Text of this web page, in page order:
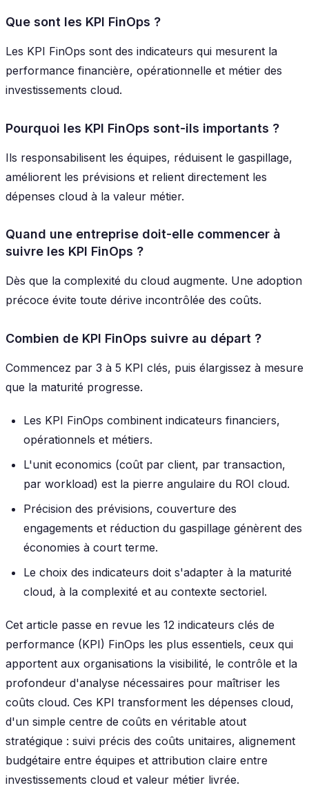
Que sont les KPI FinOps ?
Les KPI FinOps sont des indicateurs qui mesurent la
performance financière, opérationnelle et métier des
investissements cloud.
Pourquoi les KPI FinOps sont-ils importants ?
Ils responsabilisent les équipes, réduisent le gaspillage,
améliorent les prévisions et relient directement les
dépenses cloud à la valeur métier.
Quand une entreprise doit-elle commencer à
suivre les KPI FinOps ?
Dès que la complexité du cloud augmente. Une adoption
précoce évite toute dérive incontrôlée des coûts.
Combien de KPI FinOps suivre au départ ?
Commencez par 3 à 5 KPI clés, puis élargissez à mesure
que la maturité progresse.
Les KPI FinOps combinent indicateurs financiers,
opérationnels et métiers.
L'unit economics (coût par client, par transaction,
par workload) est la pierre angulaire du ROI cloud.
Précision des prévisions, couverture des
engagements et réduction du gaspillage génèrent des
économies à court terme.
Le choix des indicateurs doit s'adapter à la maturité
cloud, à la complexité et au contexte sectoriel.
Cet article passe en revue les 12 indicateurs clés de
performance (KPI) FinOps les plus essentiels, ceux qui
apportent aux organisations la visibilité, le contrôle et la
profondeur d'analyse nécessaires pour maîtriser les
coûts cloud. Ces KPI transforment les dépenses cloud,
d'un simple centre de coûts en véritable atout
stratégique : suivi précis des coûts unitaires, alignement
budgétaire entre équipes et attribution claire entre
investissements cloud et valeur métier livrée.